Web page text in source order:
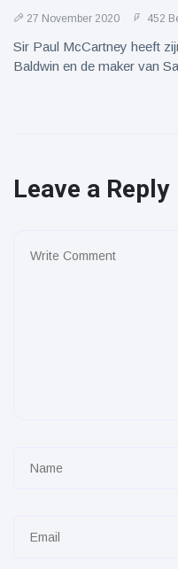
27 November 2020 452
Sir Paul McCartney heeft
Baldwin en de maker van
Leave a Reply